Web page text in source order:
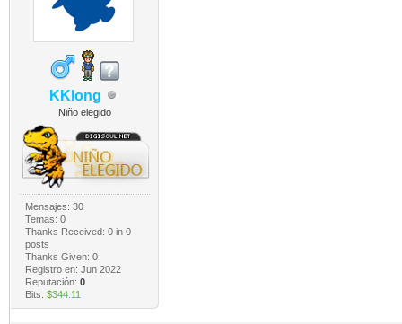
KKlong
Niño elegido
Mensajes: 30
Temas: 0
Thanks Received: 0in 0
posts
Thanks Given: 0
Registro en: Jun 2022
Reputación: 0
Bits: $344.11